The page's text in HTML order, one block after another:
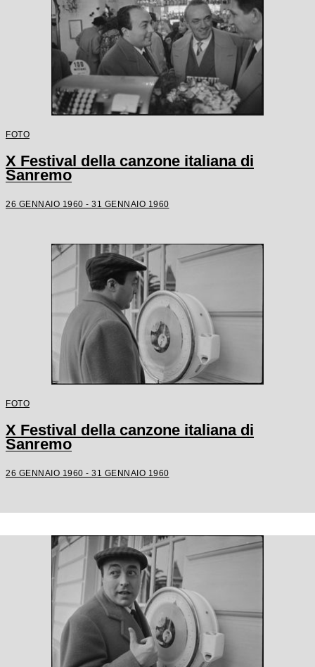
FOTO
X Festival della canzone italiana di
Sanremo
26 GENNAIO 1960 - 31 GENNAIO 1960
FOTO
X Festival della canzone italiana di
Sanremo
26 GENNAIO 1960 - 31 GENNAIO 1960